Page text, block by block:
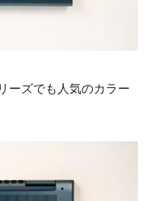
ーズでも人気のカラー